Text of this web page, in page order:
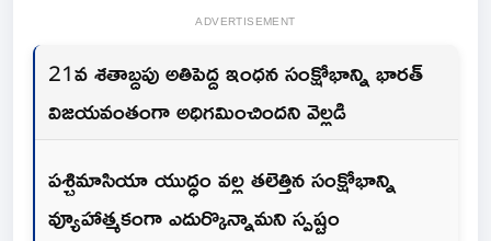
ADVERTISEMENT
21వ శతాబ్దపు అతిపెద్ద ఇంధన సంక్షోభాన్ని భారత్
విజయవంతంగా అధిగమించిందని వెల్లడి
పశ్చిమాసియా యుద్ధం వల్ల తలెత్తిన సంక్షోభాన్ని
వ్యూహాత్మకంగా ఎదుర్కొన్నామని స్పష్టం